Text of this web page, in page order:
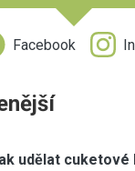
Facebook
udělat cuketové